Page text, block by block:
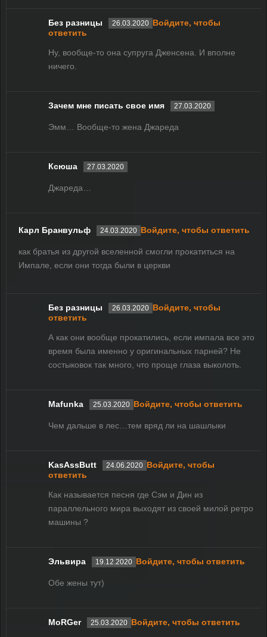
Без разницы 26.03.2020 Войдите, чтобы
ответить
Ну, вообще-то она супруга Дженсена. И вполне
ничего.
Зачем мне писать свое имя 27.03.2020
Эмм… Вообще-то жена Джареда
Ксюша 27.03.2020
Джареда…
Карл Бранвульф 24.03.2020 Войдите, чтобы ответить
как братья из другой вселенной смогли прокатиться на
Импале, если они тогда были в церкви
Без разницы 26.03.2020 Войдите, чтобы
ответить
А как они вообще прокатились, если импала все это
время была именно у оригинальных парней? Не
состыковок так много, что проще глаза выколоть.
Mafunka 25.03.2020 Войдите, чтобы ответить
Чем дальше в лес…тем вряд ли на шашлыки
KasAssButt 24.06.2020 Войдите, чтобы
ответить
Как называется песня где Сэм и Дин из
параллельного мира выходят из своей милой ретро
машины ?
Эльвира 19.12.2020 Войдите, чтобы ответить
Обе жены тут)
MoRGer 25.03.2020 Войдите, чтобы ответить